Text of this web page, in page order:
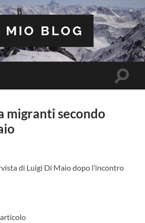
MIO BLOG
migranti secondo
di Luigi Di Maio dopo l’incontro